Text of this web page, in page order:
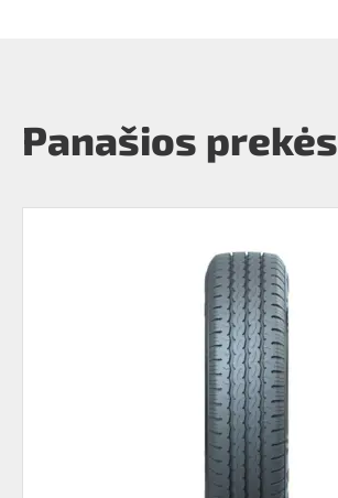
Panašios prekės